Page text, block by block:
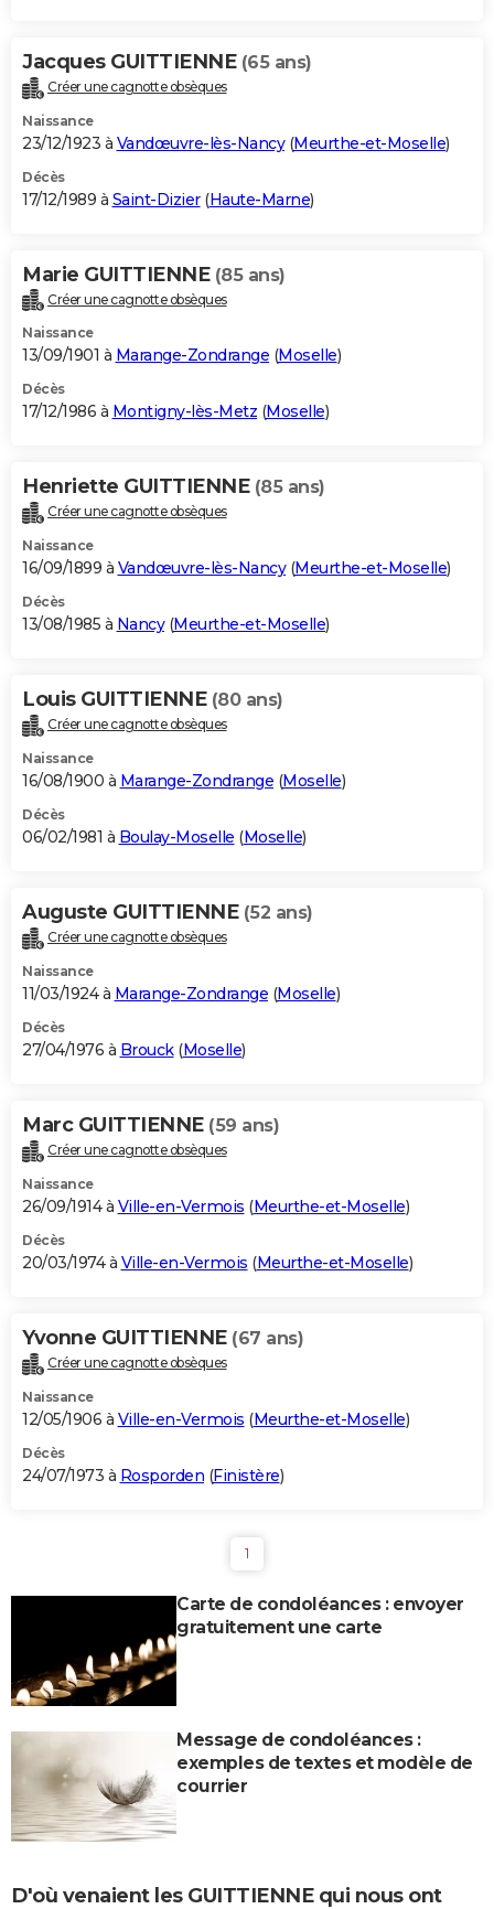
Jacques GUITTIENNE (65 ans)
Créer une cagnotte obsèques
Naissance
23/12/1923 à Vandœuvre-lès-Nancy(Meurthe-et-Moselle)
Décès
17/12/1989 à Saint-Dizier(Haute-Marne)
Marie GUITTIENNE (85 ans)
Créer une cagnotte obsèques
Naissance
13/09/1901 à Marange-Zondrange (Moselle)
Décès
17/12/1986 à Montigny-lès-Metz (Moselle)
Henriette GUITTIENNE (85 ans)
Créer une cagnotte obsèques
Naissance
16/09/1899 à Vandœuvre-lès-Nancy(Meurthe-et-Moselle)
Décès
13/08/1985 à Nancy(Meurthe-et-Moselle)
Louis GUITTIENNE (80 ans)
Créer une cagnotte obsèques
Naissance
16/08/1900 à Marange-Zondrange (Moselle)
Décès
06/02/1981 à Boulay-Moselle (Moselle)
Auguste GUITTIENNE (52 ans)
Créer une cagnotte obsèques
Naissance
11/03/1924 à Marange-Zondrange (Moselle)
Décès
27/04/1976 à Brouck(Moselle)
Marc GUITTIENNE (59 ans)
Créer une cagnotte obsèques
Naissance
26/09/1914 à Ville-en-Vermois (Meurthe-et-Moselle)
Décès
20/03/1974 à Ville-en-Vermois (Meurthe-et-Moselle)
Yvonne GUITTIENNE (67 ans)
Créer une cagnotte obsèques
Naissance
12/05/1906 à Ville-en-Vermois (Meurthe-et-Moselle)
Décès
24/07/1973 à Rosporden (Finistère)
1
Carte de condoléances : envoyer
gratuitement une carte
Message de condoléances :
exemples de textes et modèle de
courrier
D'où venaient les GUITTIENNE qui nous ont